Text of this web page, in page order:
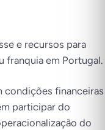
e recursos para
franquia em Portugal.
condições financeiras
participar do
do